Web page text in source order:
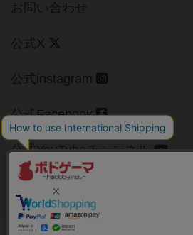
お問い合わせ
公式X
公式instagram
公式Facebook
公式YouTubeチャンネル